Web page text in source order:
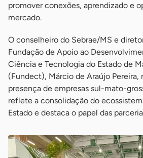
promover conexões, aprendizado e
mercado.
O conselheiro do Sebrae/MS e
Fundação de Apoio ao
Ciência e Tecnologia do Estado de
(Fundect), Márcio de Araújo Pereira,
presença de empresas sul-mato-
reflete a consolidação do
Estado e destaca o papel das